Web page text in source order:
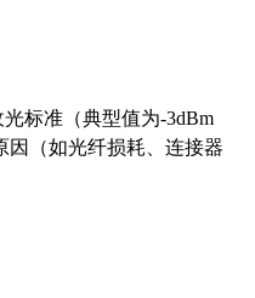
标准（典型值为-3dBm
因（如光纤损耗、连接器